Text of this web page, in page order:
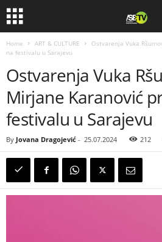
Home ART & CULTURE
Ostvarenja Vuka
na festivalu u Sarajevu
Ostvarenja Vuka
Mirjane Karanović
festivalu u Sarajevu
By Jovana Dragojević - 25.07.2024 212